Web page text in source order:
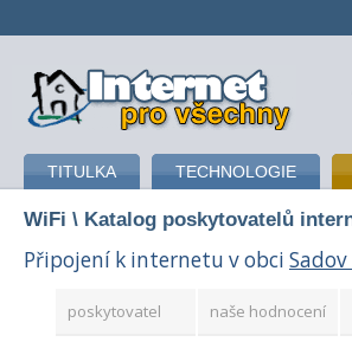
připojení k internetu
TITULKA TECHNOLOGIE
WiFi \ Katalog poskytovatelů
Připojení k internetu v obci
poskytovatel naše hodnocení